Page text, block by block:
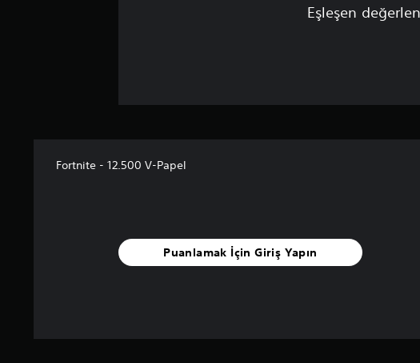
Eşleşen
Fortnite - 12.500 V-Papel
Puanlamak İçin Giriş Yapın